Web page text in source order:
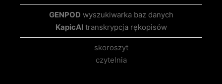
GENPOD wyszukiwarka baz danych
KapicAItranskrypcja rękopisów
skoroszyt
czytelnia